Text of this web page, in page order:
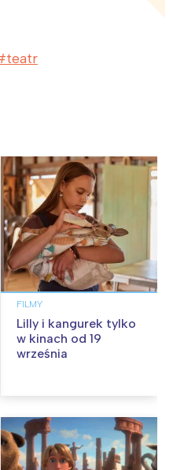
teatr
FILMY
Lilly i kangurek tylko
w kinach od 19
września